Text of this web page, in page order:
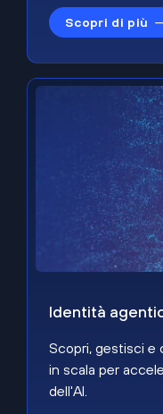
Scopri di più
Identità
Scopri, gestisci e
in scala per
dell'AI.